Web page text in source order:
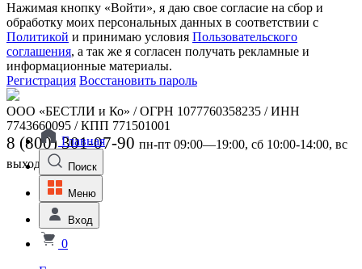
Нажимая кнопку «Войти», я даю свое согласие на сбор и
обработку моих персональных данных в соответствии с
Политикой и принимаю условия Пользовательского
соглашения, а так же я согласен получать рекламные и
информационные материалы.
Регистрация Восстановить пароль
ООО «БЕСТЛИ и Ко» / ОГРН 1077760358235 / ИНН
7743660095 / КПП 771501001
8 (800) 301-07-90 пн-пт 09:00—19:00, сб 10:00-14:00, вс
выходной
Главная
Поиск
Меню
Вход
0